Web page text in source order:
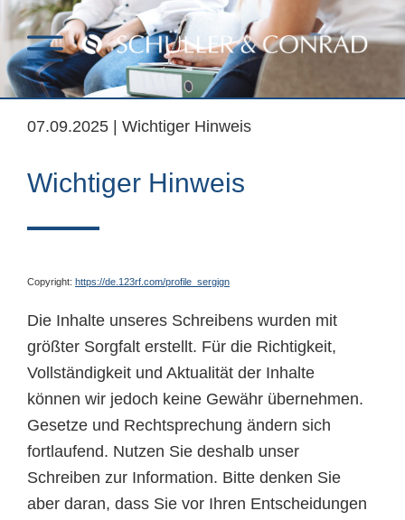
Aktuelles
07.09.2025 | Wichtiger Hinweis
Wichtiger Hinweis
Copyright: https://de.123rf.com/profile_sergign
Die Inhalte unseres Schreibens wurden mit
größter Sorgfalt erstellt. Für die Richtigkeit,
Vollständigkeit und Aktualität der Inhalte
können wir jedoch keine Gewähr übernehmen.
Gesetze und Rechtsprechung ändern sich
fortlaufend. Nutzen Sie deshalb unser
Schreiben zur Information. Bitte denken Sie
aber daran, dass Sie vor Ihren Entscheidungen